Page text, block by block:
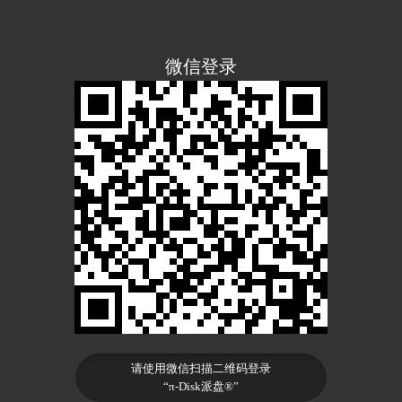
微信登录
请使用微信扫描二维码登录
“π-Disk派盘®”